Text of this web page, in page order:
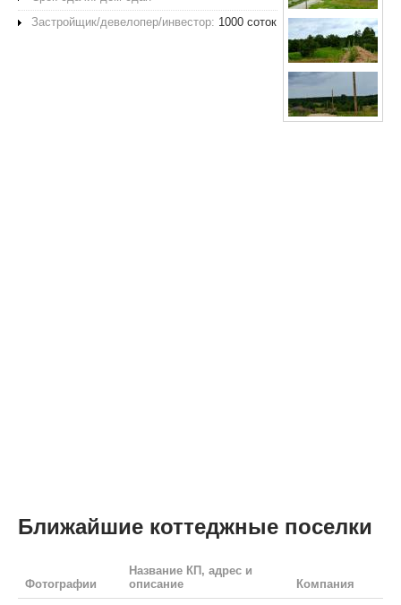
Застройщик/девелопер/инвестор: 1000 соток
Ближайшие коттеджные поселки
Фотографии
Название КП, адрес и
описание
Компания